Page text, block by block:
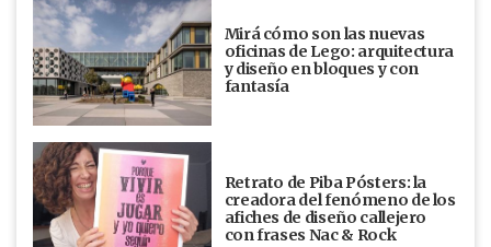
Mirá cómo son las nuevas
oficinas de Lego: arquitectura
y diseño en bloques y con
fantasía
Retrato de Piba Pósters: la
creadora del fenómeno de los
afiches de diseño callejero
con frases Nac & Rock